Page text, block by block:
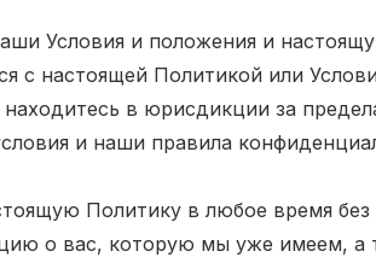
Условия и положения и
с настоящей Политикой или
находитесь в юрисдикции за
и наши правила
Политику в любое время без
о вас, которую мы уже имеем,